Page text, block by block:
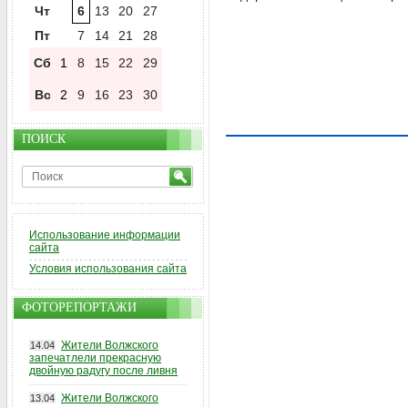
Чт
6 13 20
27
Пт
7 14 21
28
Сб
1 8 15 22 29
Вс 2 9 16 23 30
ПОИСК
Использование информации
сайта
Условия использования сайта
ФОТОРЕПОРТАЖИ
14.04 Жители Волжского
запечатлели прекрасную
двойную радугу после ливня
13.04 Жители Волжского